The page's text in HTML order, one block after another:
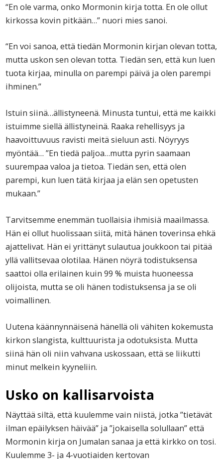
“En ole varma, onko Mormonin kirja totta. En ole ollut
kirkossa kovin pitkään…” nuori mies sanoi.
“En voi sanoa, että tiedän Mormonin kirjan olevan totta,
mutta uskon sen olevan totta. Tiedän sen, että kun luen
tuota kirjaa, minulla on parempi päivä ja olen parempi
ihminen.”
Istuin siinä…ällistyneenä. Minusta tuntui, että me kaikki
istuimme siellä ällistyneinä. Raaka rehellisyys ja
haavoittuvuus ravisti meitä sieluun asti. Nöyryys
myöntää… ”En tiedä paljoa…mutta pyrin saamaan
suurempaa valoa ja tietoa. Tiedän sen, että olen
parempi, kun luen tätä kirjaa ja elän sen opetusten
mukaan.”
Tarvitsemme enemmän tuollaisia ihmisiä maailmassa.
Hän ei ollut huolissaan siitä, mitä hänen toverinsa ehkä
ajattelivat. Hän ei yrittänyt sulautua joukkoon tai pitää
yllä vallitsevaa olotilaa. Hänen nöyrä todistuksensa
saattoi olla erilainen kuin 99 % muista huoneessa
olijoista, mutta se oli hänen todistuksensa ja se oli
voimallinen.
Uutena käännynnäisenä hänellä oli vähiten kokemusta
kirkon slangista, kulttuurista ja odotuksista. Mutta
siinä hän oli niin vahvana uskossaan, että se liikutti
minut melkein kyyneliin.
Usko on kallisarvoista
Näyttää siltä, että kuulemme vain niistä, jotka ”tietävät
ilman epäilyksen häivää” ja ”jokaisella solullaan” että
Mormonin kirja on Jumalan sanaa ja että kirkko on tosi.
Kuulemme 3- ja 4-vuotiaiden kertovan